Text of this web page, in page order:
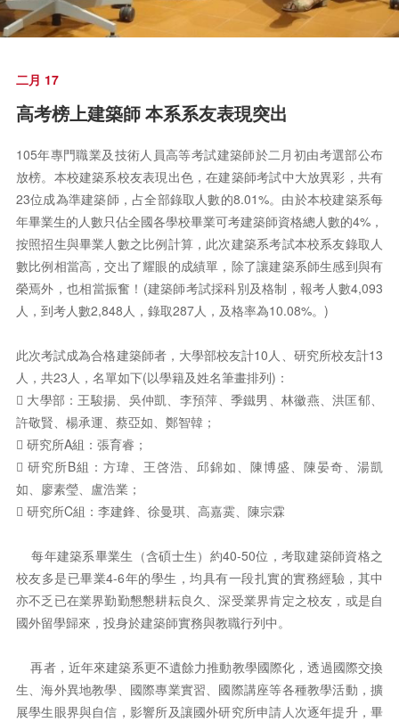
二月 17
高考榜上建築師 本系系友表現突出
105年專門職業及技術人員高等考試建築師於二月初由考選部公布
放榜。本校建築系校友表現出色，在建築師考試中大放異彩，共有
23位成為準建築師，占全部錄取人數的8.01%。由於本校建築系每
年畢業生的人數只佔全國各學校畢業可考建築師資格總人數的4%，
按照招生與畢業人數之比例計算，此次建築系考試本校系友錄取人
數比例相當高，交出了耀眼的成績單，除了讓建築系師生感到與有
榮焉外，也相當振奮！(建築師考試採科別及格制，報考人數4,093
人，到考人數2,848人，錄取287人，及格率為10.08%。)
此次考試成為合格建築師者，大學部校友計10人、研究所校友計13
人，共23人，名單如下(以學籍及姓名筆畫排列)：
 大學部：王駿揚、吳仲凱、李預萍、季鐵男、林徽燕、洪匡郁、
許敬賢、楊承運、蔡亞如、鄭智韓；
 研究所A組：張育睿；
 研究所B組：方瑋、王啓浩、邱錦如、陳博盛、陳晏奇、湯凱
如、廖素瑩、盧浩業；
 研究所C組：李建鋒、徐曼琪、高嘉霙、陳宗霖
每年建築系畢業生（含碩士生）約40-50位，考取建築師資格之
校友多是已畢業4-6年的學生，均具有一段扎實的實務經驗，其中
亦不乏已在業界勤勤懇懇耕耘良久、深受業界肯定之校友，或是自
國外留學歸來，投身於建築師實務與教職行列中。
再者，近年來建築系更不遺餘力推動教學國際化，透過國際交換
生、海外異地教學、國際專業實習、國際講座等各種教學活動，擴
展學生眼界與自信，影響所及讓國外研究所申請人次逐年提升，畢